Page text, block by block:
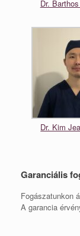
Dr.
Dr. Kim
Garanciális
Fogászatunkon
A garancia